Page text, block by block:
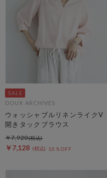
DOUX ARCHIVES
ウォッシャブルリネンライクV
開きタックブラウス
￥7,128 10％OFF
￥7,920